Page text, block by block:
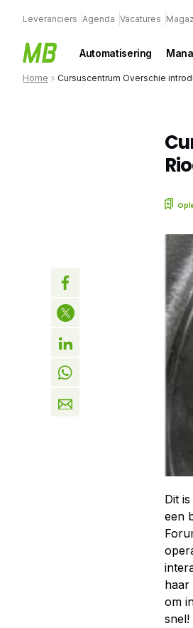
Leveranciers Agenda Vacatures
Automatisering
Home » Cursuscentrum Overschie
Dit
een
haar
om
snel!